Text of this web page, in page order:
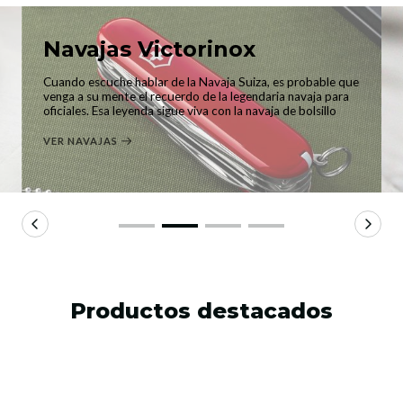
Navajas Victorinox
Cuando escuche hablar de la Navaja Suiza, es probable que
venga a su mente el recuerdo de la legendaria navaja para
oficiales. Esa leyenda sigue viva con la navaja de bolsillo
VER NAVAJAS
Productos destacados